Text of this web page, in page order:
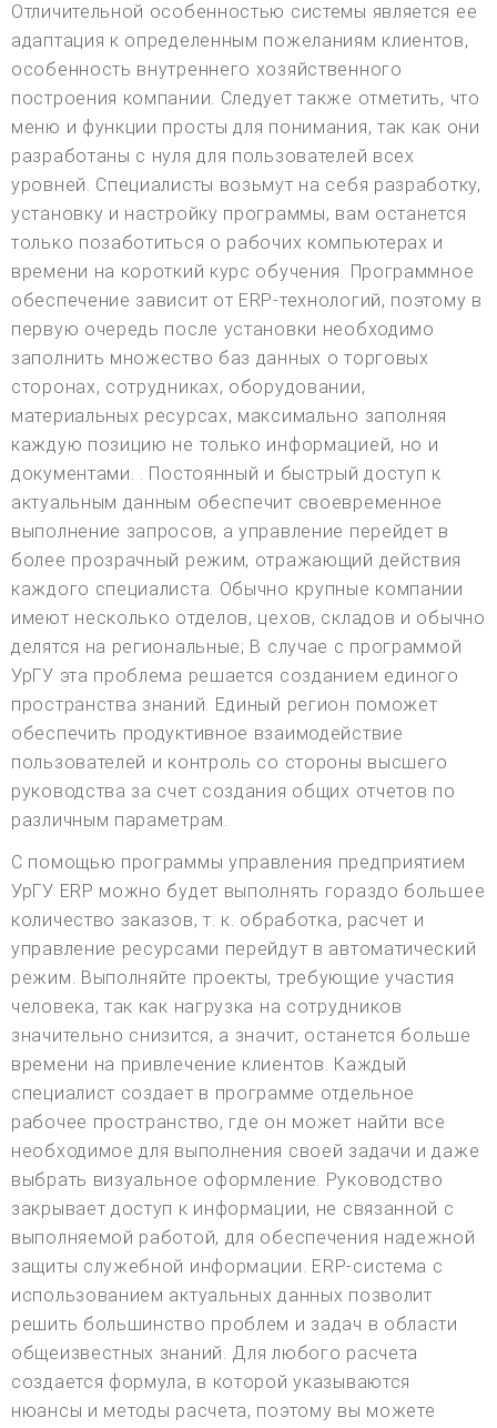
Отличительной особенностью системы является ее
адаптация к определенным пожеланиям клиентов,
особенность внутреннего хозяйственного
построения компании. Следует также отметить, что
меню и функции просты для понимания, так как они
разработаны с нуля для пользователей всех
уровней. Специалисты возьмут на себя разработку,
установку и настройку программы, вам останется
только позаботиться о рабочих компьютерах и
времени на короткий курс обучения. Программное
обеспечение зависит от ERP-технологий, поэтому в
первую очередь после установки необходимо
заполнить множество баз данных о торговых
сторонах, сотрудниках, оборудовании,
материальных ресурсах, максимально заполняя
каждую позицию не только информацией, но и
документами. . Постоянный и быстрый доступ к
актуальным данным обеспечит своевременное
выполнение запросов, а управление перейдет в
более прозрачный режим, отражающий действия
каждого специалиста. Обычно крупные компании
имеют несколько отделов, цехов, складов и обычно
делятся на региональные; В случае с программой
УрГУ эта проблема решается созданием единого
пространства знаний. Единый регион поможет
обеспечить продуктивное взаимодействие
пользователей и контроль со стороны высшего
руководства за счет создания общих отчетов по
различным параметрам.
С помощью программы управления предприятием
УрГУ ERP можно будет выполнять гораздо большее
количество заказов, т. к. обработка, расчет и
управление ресурсами перейдут в автоматический
режим. Выполняйте проекты, требующие участия
человека, так как нагрузка на сотрудников
значительно снизится, а значит, останется больше
времени на привлечение клиентов. Каждый
специалист создает в программе отдельное
рабочее пространство, где он может найти все
необходимое для выполнения своей задачи и даже
выбрать визуальное оформление. Руководство
закрывает доступ к информации, не связанной с
выполняемой работой, для обеспечения надежной
защиты служебной информации. ERP-система с
использованием актуальных данных позволит
решить большинство проблем и задач в области
общеизвестных знаний. Для любого расчета
создается формула, в которой указываются
нюансы и методы расчета, поэтому вы можете